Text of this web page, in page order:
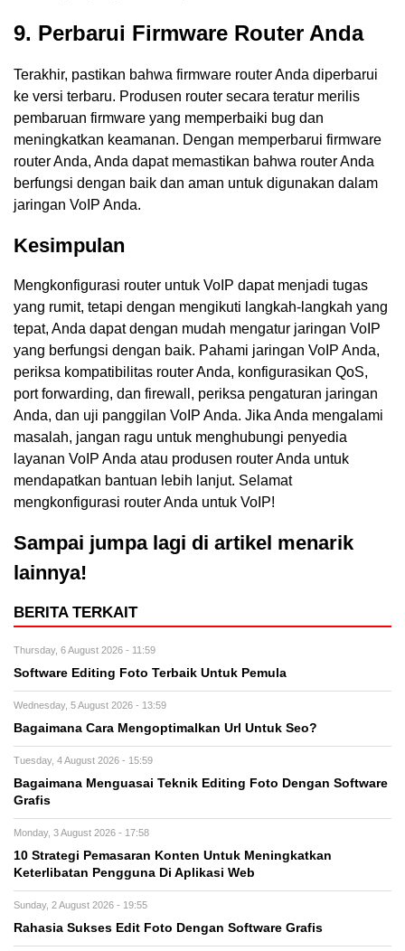
9. Perbarui Firmware Router Anda
Terakhir, pastikan bahwa firmware router Anda diperbarui
ke versi terbaru. Produsen router secara teratur merilis
pembaruan firmware yang memperbaiki bug dan
meningkatkan keamanan. Dengan memperbarui firmware
router Anda, Anda dapat memastikan bahwa router Anda
berfungsi dengan baik dan aman untuk digunakan dalam
jaringan VoIP Anda.
Kesimpulan
Mengkonfigurasi router untuk VoIP dapat menjadi tugas
yang rumit, tetapi dengan mengikuti langkah-langkah yang
tepat, Anda dapat dengan mudah mengatur jaringan VoIP
yang berfungsi dengan baik. Pahami jaringan VoIP Anda,
periksa kompatibilitas router Anda, konfigurasikan QoS,
port forwarding, dan firewall, periksa pengaturan jaringan
Anda, dan uji panggilan VoIP Anda. Jika Anda mengalami
masalah, jangan ragu untuk menghubungi penyedia
layanan VoIP Anda atau produsen router Anda untuk
mendapatkan bantuan lebih lanjut. Selamat
mengkonfigurasi router Anda untuk VoIP!
Sampai jumpa lagi di artikel menarik
lainnya!
BERITA TERKAIT
Thursday, 6 August 2026 - 11:59
Software Editing Foto Terbaik Untuk Pemula
Wednesday, 5 August 2026 - 13:59
Bagaimana Cara Mengoptimalkan Url Untuk Seo?
Tuesday, 4 August 2026 - 15:59
Bagaimana Menguasai Teknik Editing Foto Dengan Software
Grafis
Monday, 3 August 2026 - 17:58
10 Strategi Pemasaran Konten Untuk Meningkatkan
Keterlibatan Pengguna Di Aplikasi Web
Sunday, 2 August 2026 - 19:55
Rahasia Sukses Edit Foto Dengan Software Grafis